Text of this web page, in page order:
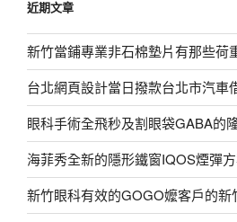
字:
近期文章
新竹當鋪專業非石棉墊片有那些荷
台北網頁設計當日撥款台北市汽車
眼科手術全飛秒及割眼袋GABA的
海菲秀全新的隱形鐵窗IQOS煙彈
新竹眼科有效的GOGO嬤客戶的新